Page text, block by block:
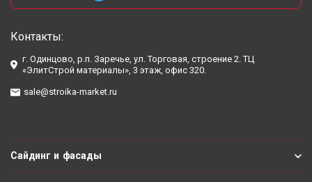
Контакты:
г. Одинцово, р.п. Заречье, ул. Торговая, строение 2. ТЦ
«ЭлитСтрой материалы», 3 этаж, офис 320.
sale@stroika-market.ru
Сайдинг и фасады